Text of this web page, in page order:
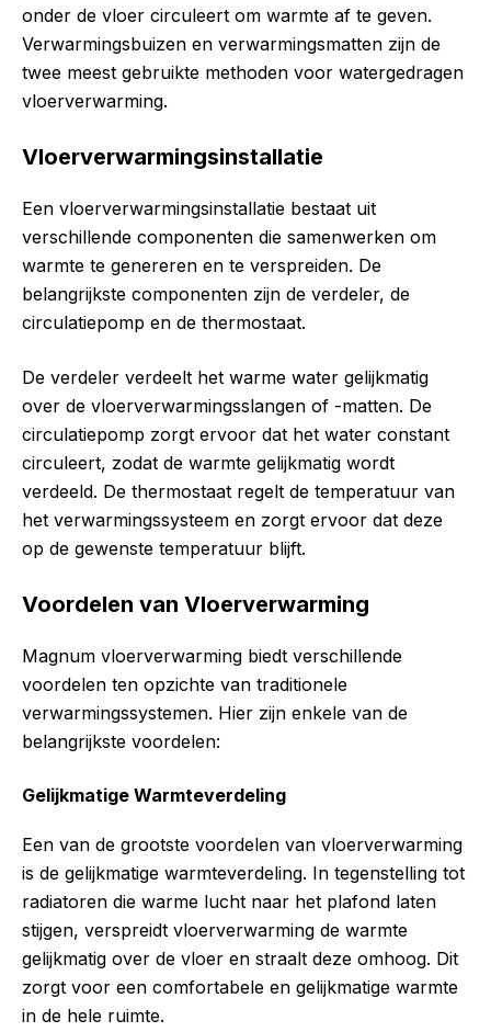
onder de vloer circuleert om warmte af te geven.
Verwarmingsbuizen en verwarmingsmatten zijn de
twee meest gebruikte methoden voor watergedragen
vloerverwarming.
Vloerverwarmingsinstallatie
Een vloerverwarmingsinstallatie bestaat uit
verschillende componenten die samenwerken om
warmte te genereren en te verspreiden. De
belangrijkste componenten zijn de verdeler, de
circulatiepomp en de thermostaat.
De verdeler verdeelt het warme water gelijkmatig
over de vloerverwarmingsslangen of -matten. De
circulatiepomp zorgt ervoor dat het water constant
circuleert, zodat de warmte gelijkmatig wordt
verdeeld. De thermostaat regelt de temperatuur van
het verwarmingssysteem en zorgt ervoor dat deze
op de gewenste temperatuur blijft.
Voordelen van Vloerverwarming
Magnum vloerverwarming biedt verschillende
voordelen ten opzichte van traditionele
verwarmingssystemen. Hier zijn enkele van de
belangrijkste voordelen:
Gelijkmatige Warmteverdeling
Een van de grootste voordelen van vloerverwarming
is de gelijkmatige warmteverdeling. In tegenstelling tot
radiatoren die warme lucht naar het plafond laten
stijgen, verspreidt vloerverwarming de warmte
gelijkmatig over de vloer en straalt deze omhoog. Dit
zorgt voor een comfortabele en gelijkmatige warmte
in de hele ruimte.